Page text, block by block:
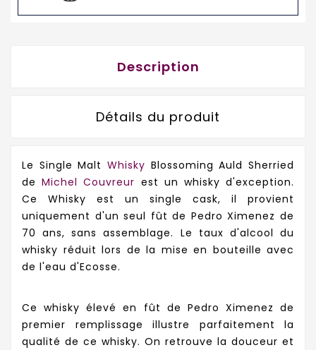
Description
Détails du produit
Le Single Malt Whisky Blossoming Auld Sherried
deMichel Couvreur est un whisky d'exception.
Ce Whisky est un single cask, il provient
uniquement d'un seul fût de Pedro Ximenez de
70 ans, sans assemblage. Le taux d'alcool du
whisky réduit lors de la mise en bouteille avec
de l'eau d'Ecosse.
Ce whisky élevé en fût de Pedro Ximenez de
premier remplissage illustre parfaitement la
qualité de ce whisky. On retrouve la douceur et